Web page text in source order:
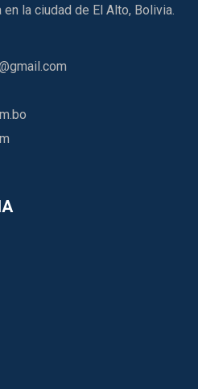
la ciudad de El Alto, Bolivia.